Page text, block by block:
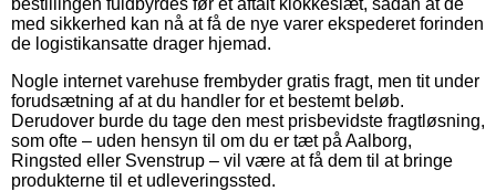
med sikkerhed kan nå at få de nye varer ekspederet forinden
de logistikansatte drager hjemad.
Nogle internet varehuse frembyder gratis fragt, men tit under
forudsætning af at du handler for et bestemt beløb.
Derudover burde du tage den mest prisbevidste fragtløsning,
som ofte – uden hensyn til om du er tæt på Aalborg,
Ringsted eller Svenstrup – vil være at få dem til at bringe
produkterne til et udleveringssted.